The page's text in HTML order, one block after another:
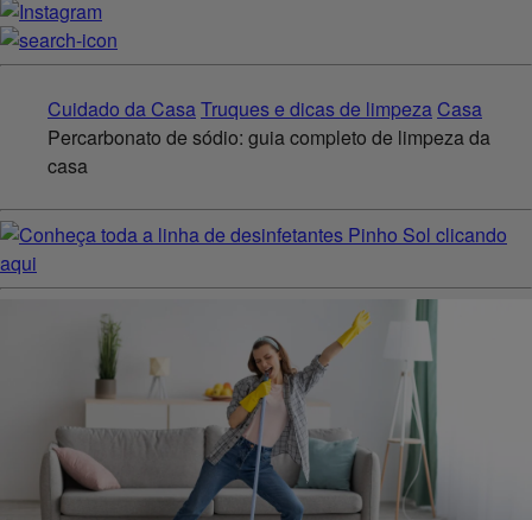
Cuidado da CasaTruques e dicas de limpeza Casa
Percarbonato de sódio: guia completo de limpeza da
casa